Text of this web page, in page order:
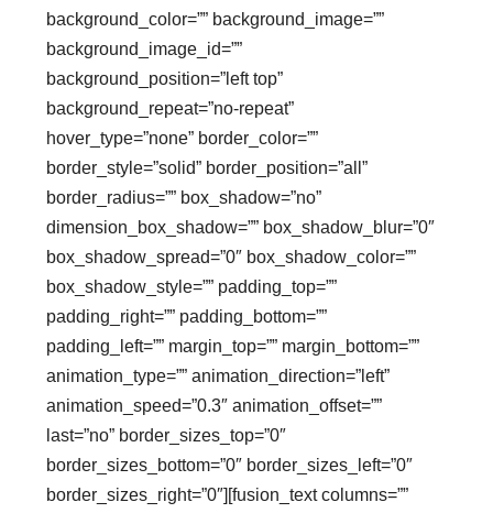
background_color=”” background_image=””
background_image_id=””
background_position=”left top”
background_repeat=”no-repeat”
hover_type=”none” border_color=””
border_style=”solid” border_position=”all”
border_radius=”” box_shadow=”no”
dimension_box_shadow=”” box_shadow_blur=”0″
box_shadow_spread=”0″ box_shadow_color=””
box_shadow_style=”” padding_top=””
padding_right=”” padding_bottom=””
padding_left=”” margin_top=”” margin_bottom=””
animation_type=”” animation_direction=”left”
animation_speed=”0.3″ animation_offset=””
last=”no” border_sizes_top=”0″
border_sizes_bottom=”0″ border_sizes_left=”0″
border_sizes_right=”0″][fusion_text columns=””